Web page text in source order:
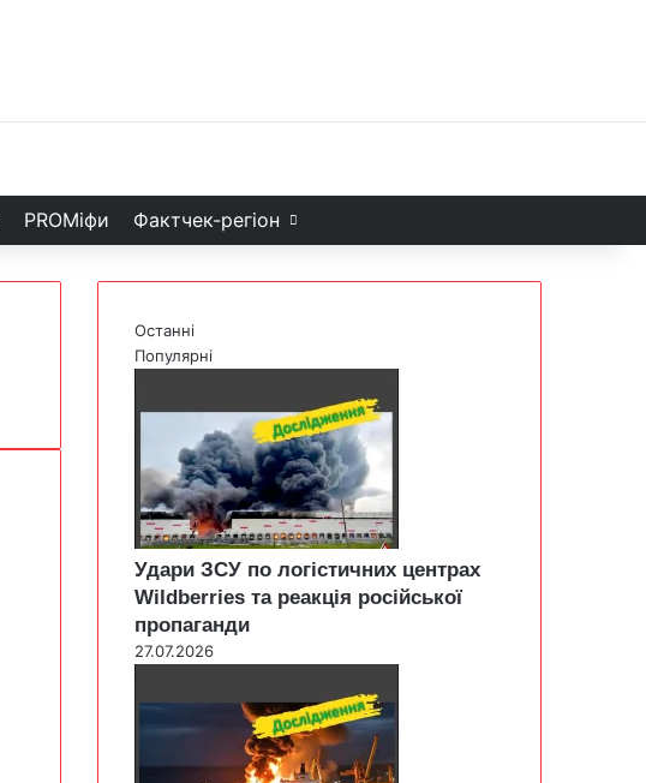
PROМіфи Фактчек-регіон
Останні
Популярні
Удари ЗСУ по логістичних центрах
Wildberries та реакція російської
пропаганди
27.07.2026